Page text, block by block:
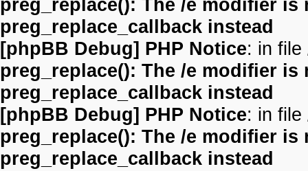
preg_replace(): The /e modifier
preg_replace_callback instead
[phpBB Debug] PHP Notice: in file
preg_replace(): The /e modifier
preg_replace_callback instead
[phpBB Debug] PHP Notice: in file
preg_replace(): The /e modifier
preg_replace_callback instead